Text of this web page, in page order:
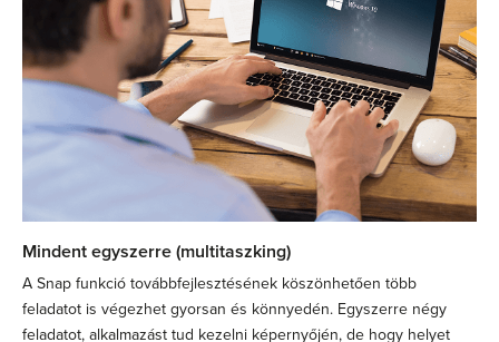
Mindent egyszerre (multitaszking)
A Snap funkció továbbfejlesztésének köszönhetően több
feladatot is végezhet gyorsan és könnyedén. Egyszerre négy
feladatot, alkalmazást tud kezelni képernyőjén, de hogy helyet